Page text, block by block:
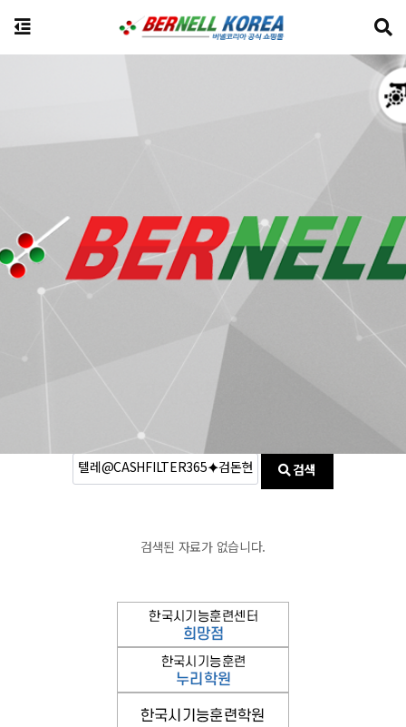
전체상품검색
검색
검색된 자료가 없습니다.